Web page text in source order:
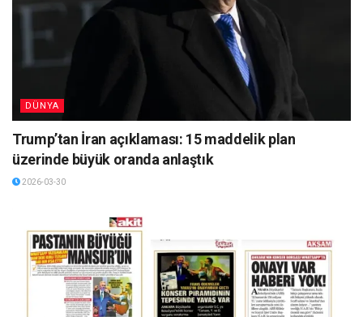
DÜNYA
Trump’tan İran açıklaması: 15 maddelik plan
üzerinde büyük oranda anlaştık
2026-03-30